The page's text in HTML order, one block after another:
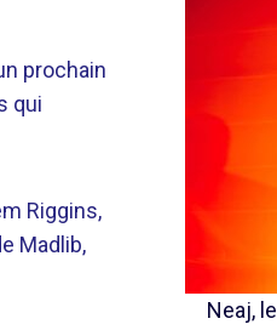
prochain
qui
Riggins,
Madlib,
Neaj,